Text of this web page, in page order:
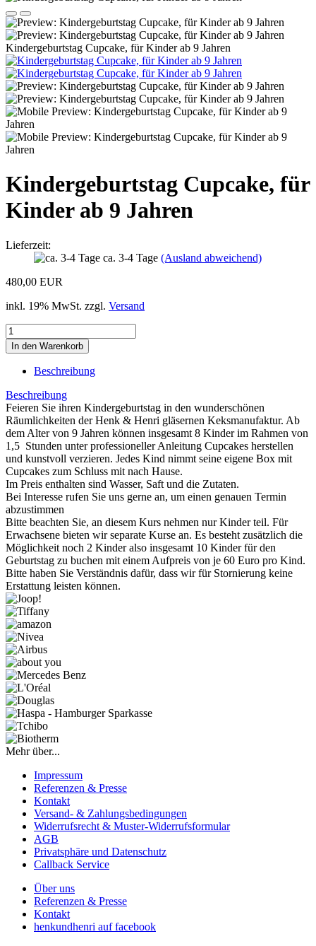
Kindergeburtstag Cupcake, für Kinder ab 9 Jahren
Kindergeburtstag Cupcake, für
Kinder ab 9 Jahren
Lieferzeit:
ca. 3-4 Tage (Ausland abweichend)
480,00 EUR
inkl. 19% MwSt. zzgl. Versand
Beschreibung
Beschreibung
Feieren Sie ihren Kindergeburtstag in den wunderschönen
Räumlichkeiten der Henk & Henri gläsernen Keksmanufaktur. Ab
dem Alter von 9 Jahren können insgesamt 8 Kinder im Rahmen von
1,5 Stunden unter professioneller Anleitung Cupcakes herstellen
und kunstvoll verzieren. Jedes Kind nimmt seine eigene Box mit
Cupcakes zum Schluss mit nach Hause.
Im Preis enthalten sind Wasser, Saft und die Zutaten.
Bei Interesse rufen Sie uns gerne an, um einen genauen Termin
abzustimmen
Bitte beachten Sie, an diesem Kurs nehmen nur Kinder teil. Für
Erwachsene bieten wir separate Kurse an. Es besteht zusätzlich die
Möglichkeit noch 2 Kinder also insgesamt 10 Kinder für den
Geburtstag zu buchen mit einem Aufpreis von je 60 Euro pro Kind.
Bitte haben Sie Verständnis dafür, dass wir für Stornierung keine
Erstattung leisten können.
Mehr über...
Impressum
Referenzen & Presse
Kontakt
Versand- & Zahlungsbedingungen
Widerrufsrecht & Muster-Widerrufsformular
AGB
Privatsphäre und Datenschutz
Callback Service
Über uns
Referenzen & Presse
Kontakt
henkundhenri auf facebook